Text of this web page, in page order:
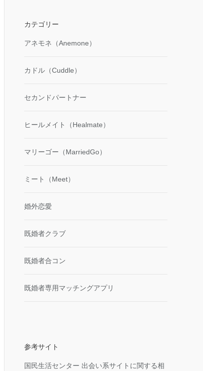
カテゴリー
アネモネ（Anemone）
カドル（Cuddle）
セカンドパートナー
ヒールメイト（Healmate）
マリーゴー（MarriedGo）
ミート（Meet）
婚外恋愛
既婚者クラブ
既婚者合コン
既婚者専用マッチングアプリ
参考サイト
国民生活センター 出会い系サイトに関する相